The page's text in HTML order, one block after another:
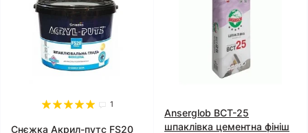
1
Снєжка Акрил-путс FS20
Anserglob BCT-25
шпаклівка цементна фініш